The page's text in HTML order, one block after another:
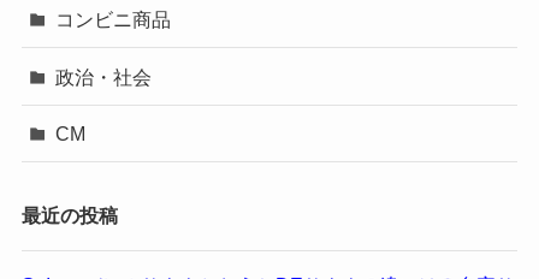
コンビニ商品
政治・社会
CM
最近の投稿